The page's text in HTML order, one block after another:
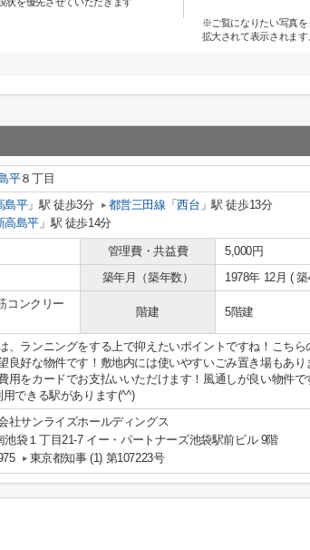
※ご覧になりたい写真を
拡大されて表示されます
平８丁目
島平」駅 徒歩3分 都営三田線 「西台 」駅 徒歩13分
高島平 」駅 徒歩14分
管理費・共益費
5,000円
築年月（築年数） 1978年 12月 (
コンクリー
階建 5階建
、ランニングをする上で抑えたいポイントですね！こちら
良好な物件です！敷地内には使いやすいごみ置き場もあり
用をカードでお支払いいただけます！風通しが良い物件で
できる駅があります(^^)
サンライズホールディングス
池袋１丁目21-7 イー・パートナーズ池袋駅前ビル 9階
東京都知事 (1) 第107223号